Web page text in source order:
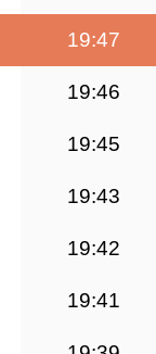
19:47
19:46
19:45
19:43
19:42
19:41